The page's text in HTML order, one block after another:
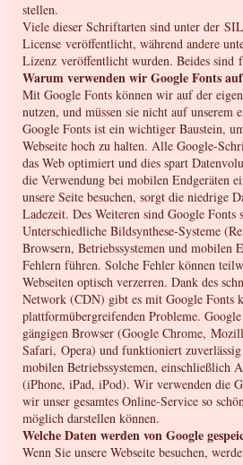
stellen.
Viele dieser Schriftarten sind unter der
License veröffentlicht, während andere
Lizenz veröffentlicht wurden. Beides sind
Warum verwenden wir Google Fonts
Mit Google Fonts können wir auf der
nutzen, und müssen sie nicht auf unserem
Google Fonts ist ein wichtiger Baustein,
Webseite hoch zu halten. Alle Google-
das Web optimiert und dies spart
die Verwendung bei mobilen Endgeräten
unsere Seite besuchen, sorgt die niedrige
Ladezeit. Des Weiteren sind Google Fonts
Unterschiedliche Bildsynthese-Systeme
Browsern, Betriebssystemen und mobilen
Fehlern führen. Solche Fehler können
Webseiten optisch verzerren. Dank des
Network (CDN) gibt es mit Google Fonts
plattformübergreifenden Probleme.
gängigen Browser (Google Chrome,
Safari, Opera) und funktioniert
mobilen Betriebssystemen, einschließlich
(iPhone, iPad, iPod). Wir verwenden die
wir unser gesamtes Online-Service so
möglich darstellen können.
Welche Daten werden von Google
Wenn Sie unsere Webseite besuchen,